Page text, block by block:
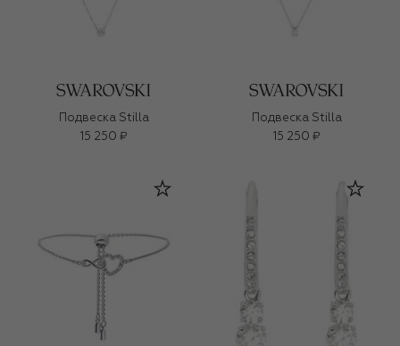
Подвеска Stilla
15 250 ₽
Подвеска Stilla
15 250 ₽